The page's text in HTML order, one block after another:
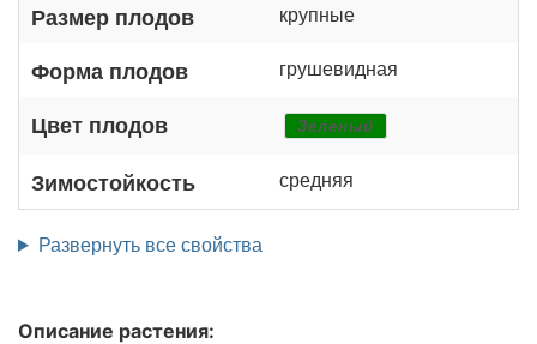
Размер плодов крупные
Форма плодов грушевидная
Цвет плодов Зеленый
Зимостойкость средняя
Развернуть все свойства
Описание растения: